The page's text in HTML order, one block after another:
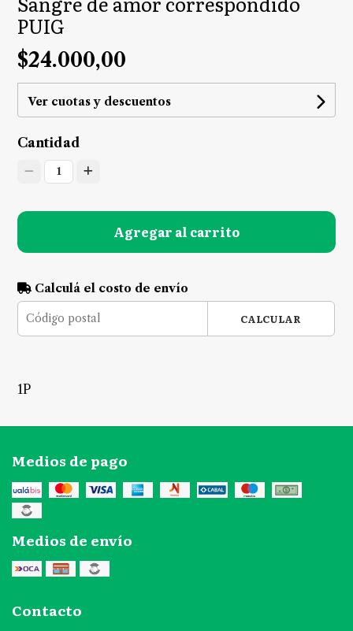
PUIG
$24.000,00
Ver cuotas y descuentos
Cantidad
1
Agregar al carrito
Calculá el costo de envío
CALCULAR
1P
Medios de pago
Medios de envío
Contacto